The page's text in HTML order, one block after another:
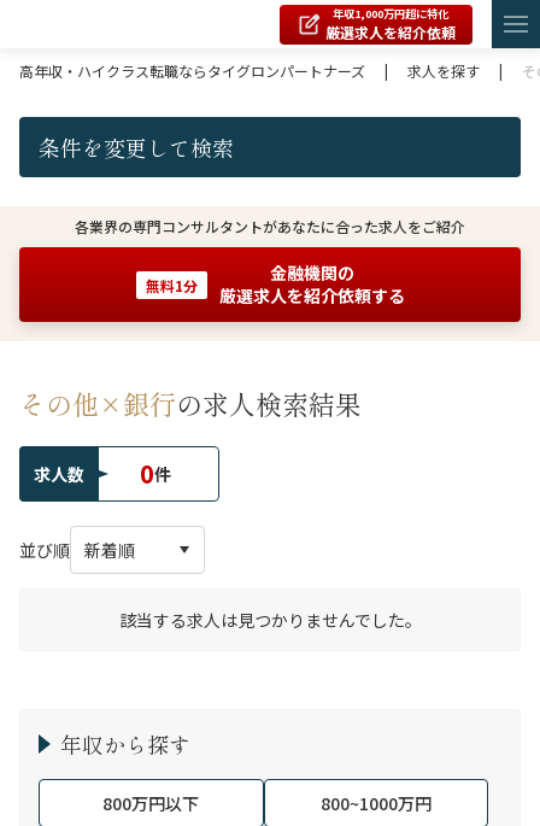
年収1,000万円超に特化
厳選求人を紹介依頼
高年収・ハイクラス転職ならタイグロンパートナーズ
| 求人を探す |
条件を変更して検索
各業界の専門コンサルタントがあなたに合った求人をご紹介
無料1分
金融機関の
厳選求人を紹介依頼する
その他×銀行の求人検索結果
求人数 0件
並び順
該当する求人は見つかりませんでした。
年収から探す
800万円以下
800~1000万円